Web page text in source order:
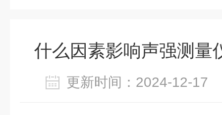
什么因素影响声强测量
更新时间：2024-12-